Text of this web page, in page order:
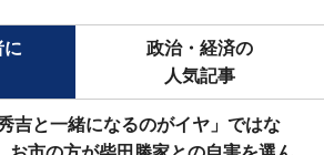
に
政治・経済の
人気記事
秀吉と一緒になるのがイヤ」ではな